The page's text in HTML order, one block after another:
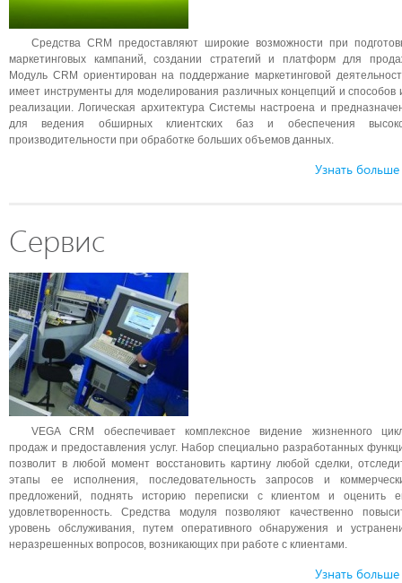
Средства CRM предоставляют широкие возможности при
маркетинговых кампаний, создании стратегий и платформ для
Модуль CRM ориентирован на поддержание маркетинговой
имеет инструменты для моделирования различных концепций и способов
реализации. Логическая архитектура Системы настроена и
для ведения обширных клиентских баз и обеспечения
производительности при обработке больших объемов данных.
Узнать больше
Сервис
VEGA CRM обеспечивает комплексное видение жизненного
продаж и предоставления услуг. Набор специально разработанных
позволит в любой момент восстановить картину любой сделки,
этапы ее исполнения, последовательность запросов и
предложений, поднять историю переписки с клиентом и оценить
удовлетворенность. Средства модуля позволяют качественно
уровень обслуживания, путем оперативного обнаружения и
неразрешенных вопросов, возникающих при работе с клиентами.
Узнать больше